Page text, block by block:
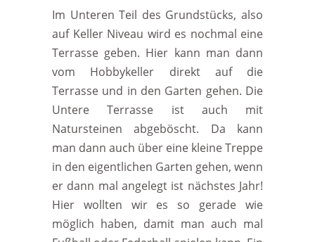
Im Unteren Teil des Grundstücks, also
auf Keller Niveau wird es nochmal eine
Terrasse geben. Hier kann man dann
vom Hobbykeller direkt auf die
Terrasse und in den Garten gehen. Die
Untere Terrasse ist auch mit
Natursteinen abgeböscht. Da kann
man dann auch über eine kleine Treppe
in den eigentlichen Garten gehen, wenn
er dann mal angelegt ist nächstes Jahr!
Hier wollten wir es so gerade wie
möglich haben, damit man auch mal